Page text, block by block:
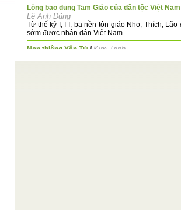
Lòng bao dung Tam Giáo của dân tộc Việt Nam
Lê Anh Dũng
Từ thế kỷ I, I I, ba nền tôn giáo Nho, Thích, Lão
sớm được nhân dân Việt Nam ...
Non thiêng Yên Tử / Kim Trinh